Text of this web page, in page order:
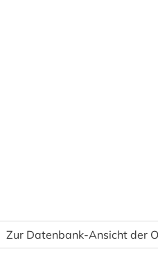
Zur Datenbank-Ansicht der